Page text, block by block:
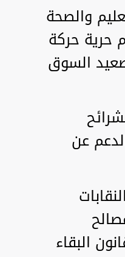
والصحة
حرية حركة
السوق
عن
البقاء